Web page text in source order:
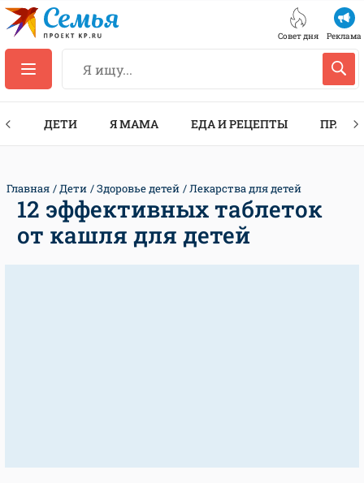
Совет дня Реклама
ДЕТИ Я МАМА ЕДА И РЕЦЕПТЫ
Главная Дети Здоровье детей Лекарства для детей
12 эффективных таблеток
от кашля для детей